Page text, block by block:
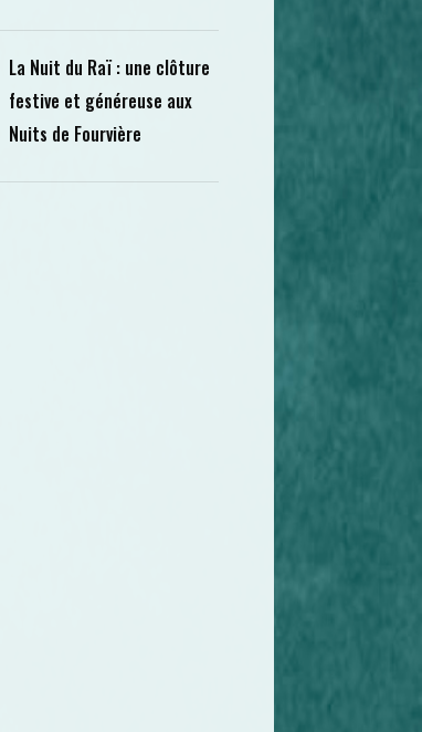
La Nuit du Raï : une clôture
festive et généreuse aux
Nuits de Fourvière